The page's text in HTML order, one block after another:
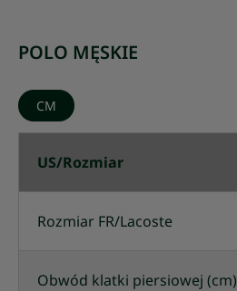
POLO MĘSKIE
CM
US/Rozmiar
Rozmiar FR/Lacoste
Obwód klatki piersiowej (cm)